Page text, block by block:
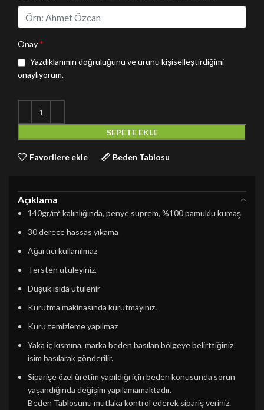
Onay *
Yazdıklarımın doğruluğunu ve ürünü kişiselleştirdiğimi
onaylıyorum.
SEPETE EKLE
Favorilere ekle Beden Tablosu
Açıklama
140gr/m² kalınlığında, penye suprem, %100 pamuklu kumaş
30 derece hassas yıkama
Ağartıcı kullanılmaz
Tersten ütüleyiniz.
Düşük ısıda ütülenir
Kurutma makinasında kurutmayınız.
Kuru temizleme yapılmaz
Yaka iç kısmına, marka beden basılan bölgeye belirttiğiniz
isim basılarak gönderilir.
Siparişe özel üretim yapıldığı için beden konusunda sorun
yaşandığında değişim yapılamamaktadır.
Beden Tablosunu mutlaka kontrol ederek sipariş veriniz.